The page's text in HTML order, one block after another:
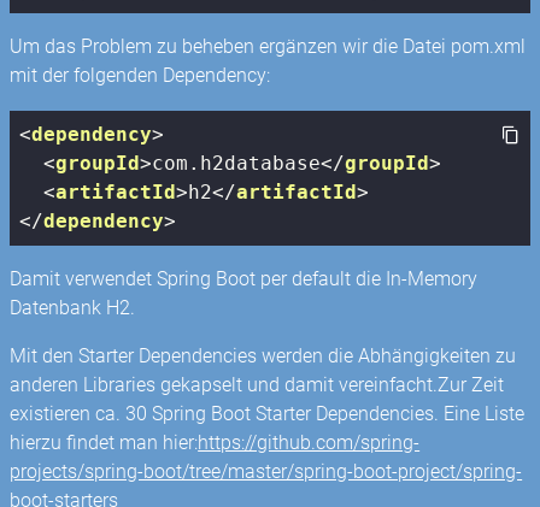
Um das Problem zu beheben ergänzen wir die Datei pom.xml
mit der folgenden Dependency:
<dependency>
<groupId>com.h2database</groupId>
<artifactId>h2</artifactId>
</dependency>
Damit verwendet Spring Boot per default die In-Memory
Datenbank H2.
Mit den Starter Dependencies werden die Abhängigkeiten zu
anderen Libraries gekapselt und damit vereinfacht.Zur Zeit
existieren ca. 30 Spring Boot Starter Dependencies. Eine Liste
hierzu findet man hier:https://github.com/spring-
projects/spring-boot/tree/master/spring-boot-project/spring-
boot-starters